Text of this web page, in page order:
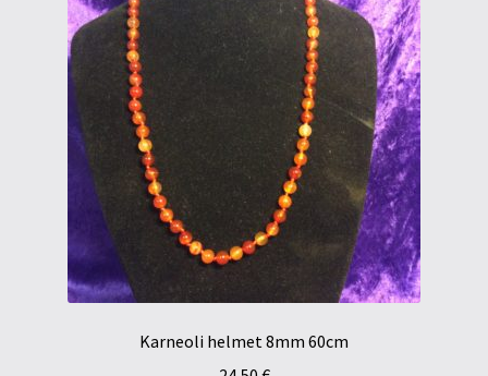
Karneoli helmet 8mm 60cm